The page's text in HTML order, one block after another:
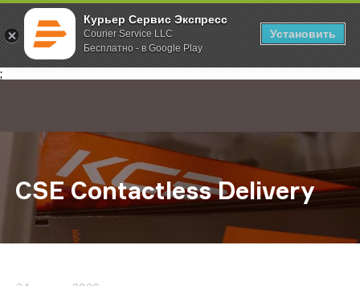
Курьер Сервис Экспресс
Courier Service LLC
Бесплатно - в Google Play
Установить
;
Главная О компании Новости CSE Contactless Delivery
CSE Contactless Delivery